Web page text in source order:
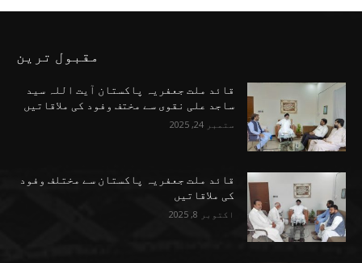
مقبول ترین
قائد ملت جعفریہ پاکستان آیت اللہ سید
ساجد علی نقوی سے مختف وفود کی ملاقاتیں
ستمبر 24, 2025
قائد ملت جعفریہ پاکستان سے مختلف وفود
کی ملاقاتیں
اکتوبر 8, 2025